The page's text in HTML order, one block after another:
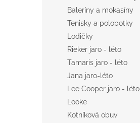
Baleríny a mokasíny
Tenisky a polobotky
Lodičky
Rieker jaro - léto
Tamaris jaro - léto
Jana jaro-léto
Lee Cooper jaro - léto
Looke
Kotníková obuv